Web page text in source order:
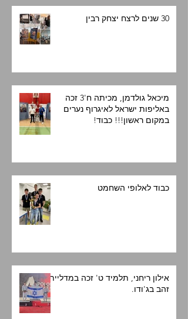
30 שנים לרצח יצחק רבין
מיכאל גולדמן, מכיתה ח'3 זכה
באליפות ישראל לאיגרוף נערים
במקום ראשון!!! כבוד!
כבוד לאלופי השחמט
אילון ריחני, תלמיד ט' זכה במדליית
זהב בג'ודו.